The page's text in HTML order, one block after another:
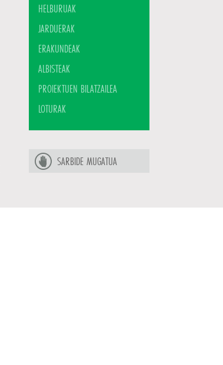
HELBURUAK
JARDUERAK
ERAKUNDEAK
ALBISTEAK
PROIEKTUEN BILATZAILEA
LOTURAK
SARBIDE MUGATUA